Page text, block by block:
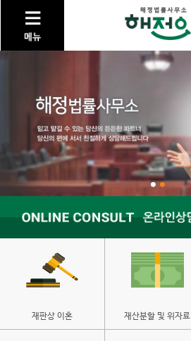
법률사무소 소개 keyboard_arrow_right
가정법률
keyboard_arrow_right
개인회생/개인파산 keyboard_arrow_right
고객센터 keyboard_arrow_right
재판상 이혼 재산분할 및 위자료